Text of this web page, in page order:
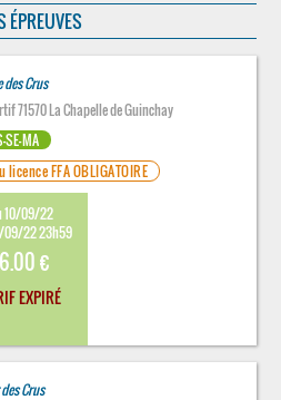
ÉPREUVES
des Crus
71570 La Chapelle de Guinchay
SE-MA
licence FFA OBLIGATOIRE
10/09/22
09/22 23h59
€
EXPIRÉ
Crus